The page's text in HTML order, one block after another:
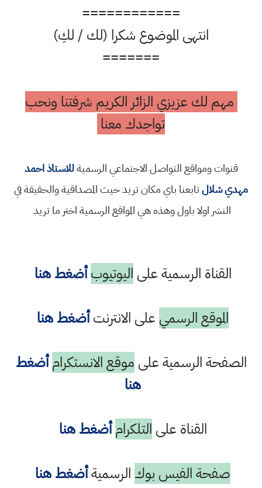
============
انتهى الموضوع شكرا (لك / لكِ)
=======
مهم لك عزيزي الزائر الكريم شرفتنا ونحب
تواجدك معنا
قنوات ومواقع التواصل الاجتماعي الرسميةللاستاذ احمد
مهدي شلالتابعنا باي مكان تريد حيث المصداقية والحقيقة في
النشر اولا باول وهذه هي المواقع الرسمية اختر ما تريد
القناة الرسمية على اليوتيوب أضغط هنا
الموقع الرسمي على الانترنتأضغط هنا
الصفحة الرسمية على موقع الانستكرام أضغط
هنا
القناة على التلكرام أضغط هنا
صفحة الفيس بوك الرسميةأضغط هنا